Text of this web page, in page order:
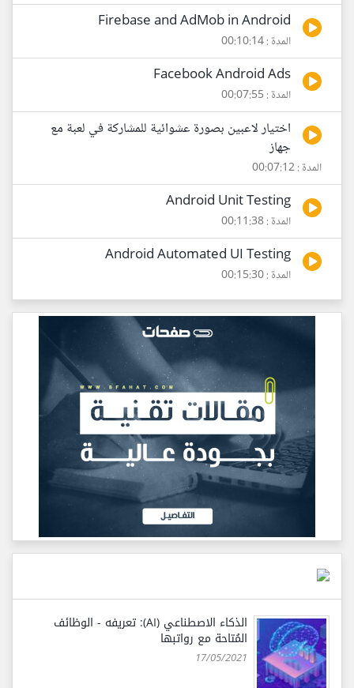
Firebase and AdMob in Android
المدة : 00:10:14
Facebook Android Ads
المدة : 00:07:55
اختيار لاعبين بصورة عشوائية للمشاركة في لعبة مع
جهاز
المدة : 00:07:12
Android Unit Testing
المدة : 00:11:38
Android Automated UI Testing
المدة : 00:15:30
الذكاء الاصطناعي (AI): تعريفه - الوظائف
المُتاحة مع رواتبها
17/05/2021